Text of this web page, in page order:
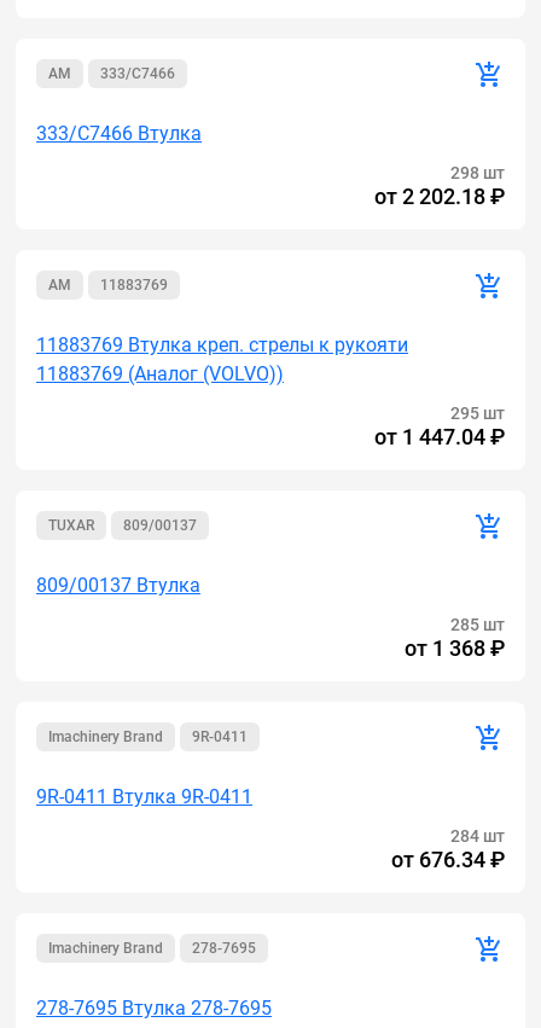
AM 333/C7466
333/C7466 Втулка
298 шт
от2 202.18 ₽
AM 11883769
11883769 Втулка креп. стрелы к рукояти
11883769 (Аналог (VOLVO))
295 шт
от 1 447.04 ₽
TUXAR 809/00137
809/00137 Втулка
285 шт
от 1 368 ₽
Imachinery Brand 9R-0411
9R-0411 Втулка 9R-0411
284 шт
от 676.34 ₽
Imachinery Brand 278-7695
278-7695 Втулка 278-7695